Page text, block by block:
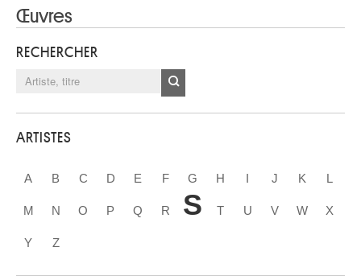
Œuvres
RECHERCHER
ARTISTES
A B C D E F G H I J K L
M N O P Q R S T U V W X
Y Z